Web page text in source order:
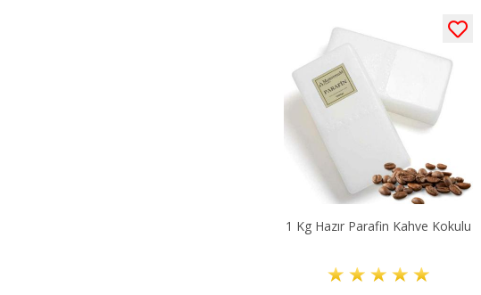
1 Kg Hazır Parafin Kahve Kokulu